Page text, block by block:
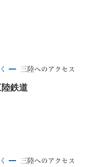
三陸へのアクセス
陸鉄道
三陸へのアクセス